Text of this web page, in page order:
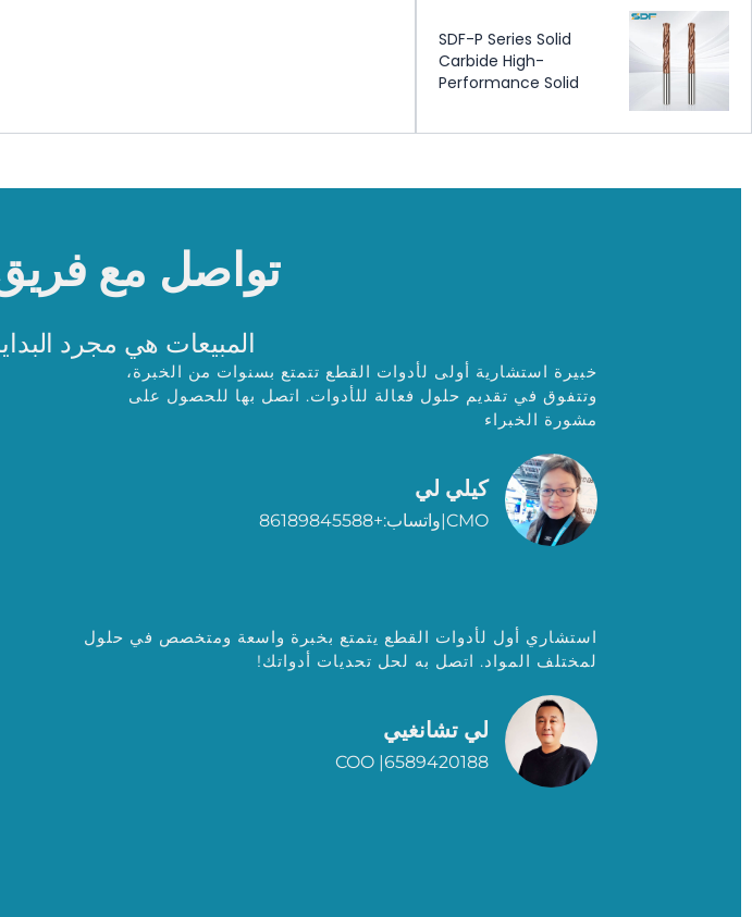
SDF-P Series Solid
Carbide High-
Performance Solid
تواصل مع فريق
المبيعات هي مجرد
خبيرة استشارية أولى لأدوات القطع تتمتع بسنوات من الخبرة،
وتتفوق في تقديم حلول فعالة للأدوات. اتصل بها للحصول على
مشورة الخبراء
كيلي لي
CMO|واتساب:+86189845588
استشاري أول لأدوات القطع يتمتع بخبرة واسعة ومتخصص في حلول
لمختلف المواد. اتصل به لحل تحديات أدواتك!
لي تشانغيي
COO |6589420188